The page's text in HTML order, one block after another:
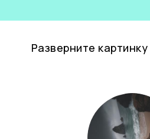
Разверните